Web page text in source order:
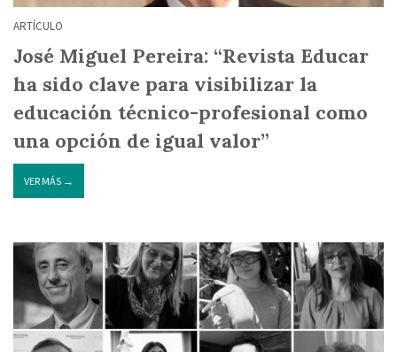
ARTÍCULO
José Miguel Pereira: “Revista Educar
ha sido clave para visibilizar la
educación técnico-profesional como
una opción de igual valor”
VER MÁS →